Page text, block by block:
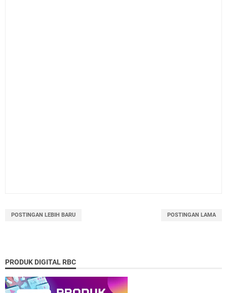
POSTINGAN LEBIH BARU POSTINGAN LAMA
PRODUK DIGITAL RBC